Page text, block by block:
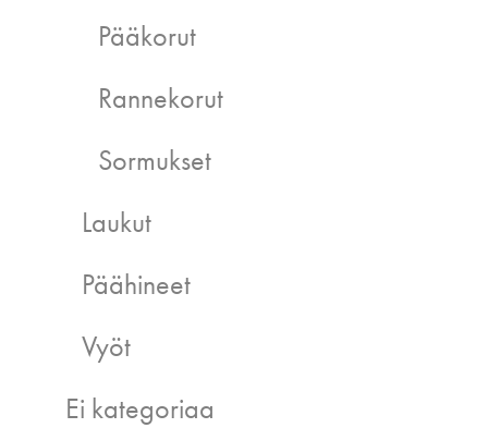
Pääkorut
Rannekorut
Sormukset
Laukut
Päähineet
Vyöt
Ei kategoriaa